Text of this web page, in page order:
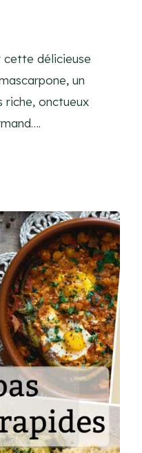
cette délicieuse
un
riche, onctueux